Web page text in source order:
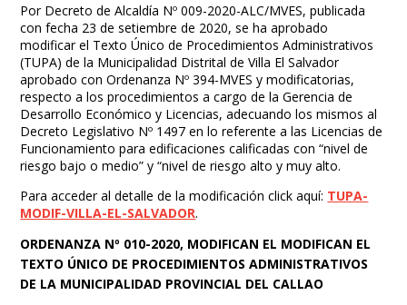
Por Decreto de Alcaldía Nº 009-2020-ALC/MVES, publicada
con fecha 23 de setiembre de 2020, se ha aprobado
modificar el Texto Único de Procedimientos Administrativos
(TUPA) de la Municipalidad Distrital de Villa El Salvador
aprobado con Ordenanza Nº 394-MVES y modificatorias,
respecto a los procedimientos a cargo de la Gerencia de
Desarrollo Económico y Licencias, adecuando los mismos al
Decreto Legislativo Nº 1497 en lo referente a las Licencias de
Funcionamiento para edificaciones calificadas con “nivel de
riesgo bajo o medio” y “nivel de riesgo alto y muy alto.
Para acceder al detalle de la modificación click aquí: TUPA-
MODIF-VILLA-EL-SALVADOR.
ORDENANZA Nº 010-2020, MODIFICAN EL MODIFICAN EL
TEXTO ÚNICO DE PROCEDIMIENTOS ADMINISTRATIVOS
DE LA MUNICIPALIDAD PROVINCIAL DEL CALLAO